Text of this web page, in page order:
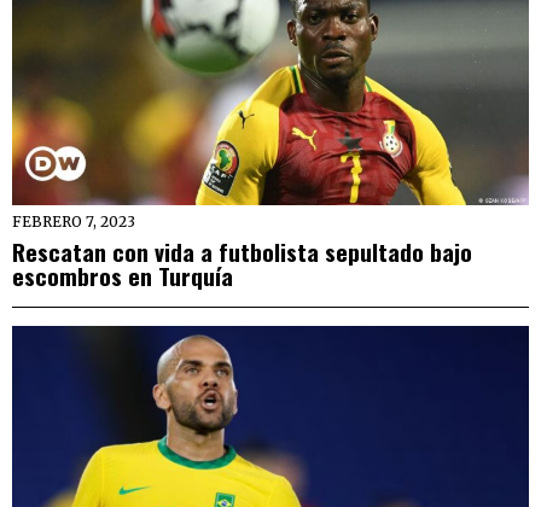
FEBRERO 7, 2023
Rescatan con vida a futbolista sepultado bajo
escombros en Turquía